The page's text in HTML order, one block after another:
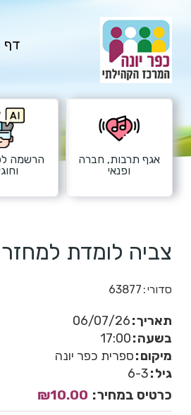
דף
אגף תרבות, חברה
ופנאי
הרשמה
צביה לומדת
סדורי 63877
תאריך 06/07/26
בשעה 17:00
מיקום ספרית כפר יונה
גיל 6-3
כרטיס במחיר